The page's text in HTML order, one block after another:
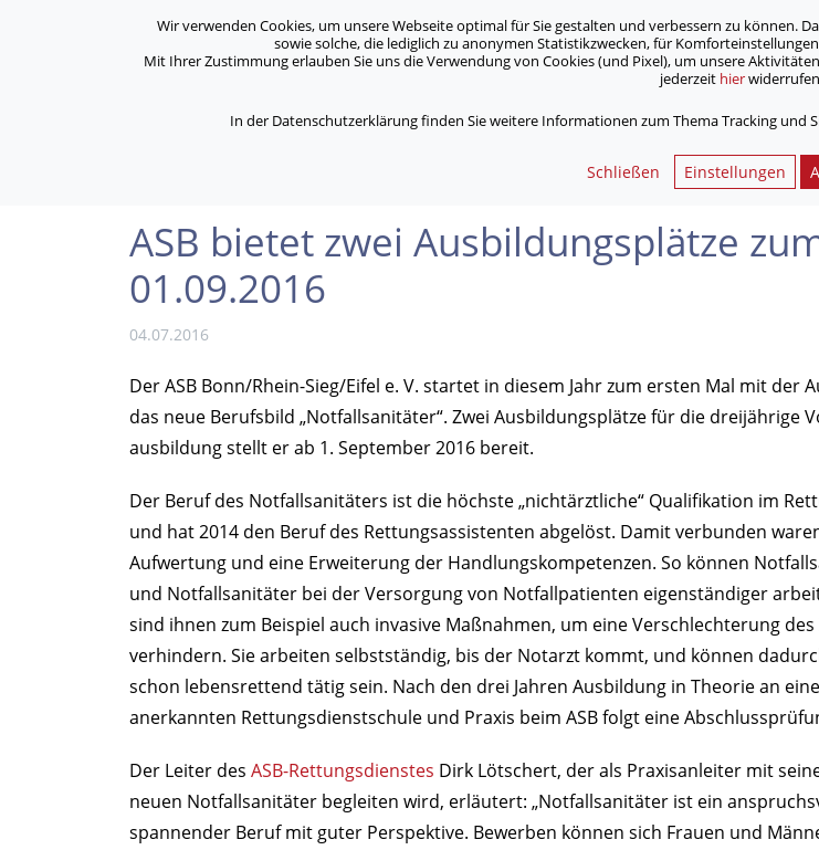
Standorte Jobs / Karriere
ASB Bonn/Rhein-Sieg/Eifel e.V.
Unsere Angebote Jobs & Karriere
ASB bietet zwei Aus­bil­dungs­plätze zum Notfall­sanitäter an. Start:
ASB bietet zwei Aus­bil­dungs­plätze
01.09.2016
04.07.2016
Der ASB Bonn/Rhein-Sieg/Eifel e. V. startet in diesem Jahr zum ersten Mal mit der
das neue Berufsbild „Notfall­sanitäter“. Zwei Aus­bildungs­plätze für die dreijährige
ausbildung stellt er ab 1. September 2016 bereit.
Der Beruf des Notfallsanitäters ist die höchste „nichtärztliche“ Qualifikation im
und hat 2014 den Beruf des Rettungsassistenten abgelöst. Damit verbunden
Aufwertung und eine Erweiterung der Handlungskompetenzen. So können
und Notfallsanitäter bei der Versorgung von Notfallpatienten eigenständiger
sind ihnen zum Beispiel auch invasive Maßnahmen, um eine Verschlechterung des
verhindern. Sie arbeiten selbstständig, bis der Notarzt kommt, und können
schon lebensrettend tätig sein. Nach den drei Jahren Ausbildung in Theorie an
anerkannten Rettungsdienstschule und Praxis beim ASB folgt eine
Der Leiter des ASB-Rettungsdienstes Dirk Lötschert, der als Praxisanleiter mit
neuen Notfallsanitäter begleiten wird, erläutert: „Notfallsanitäter ist ein
spannender Beruf mit guter Perspektive. Bewerben können sich Frauen und
Wir verwenden Cookies, um unsere Webseite optimal für Sie gestalten und verbessern zu können.
sowie solche, die lediglich zu anonymen Statistikzwecken, für
Mit Ihrer Zustimmung erlauben Sie uns die Verwendung von Cookies (und Pixel), um unsere
jederzeit hier
In der Datenschutzerklärung finden Sie weitere Informationen zum Thema Tracking
Schließen Einstellungen